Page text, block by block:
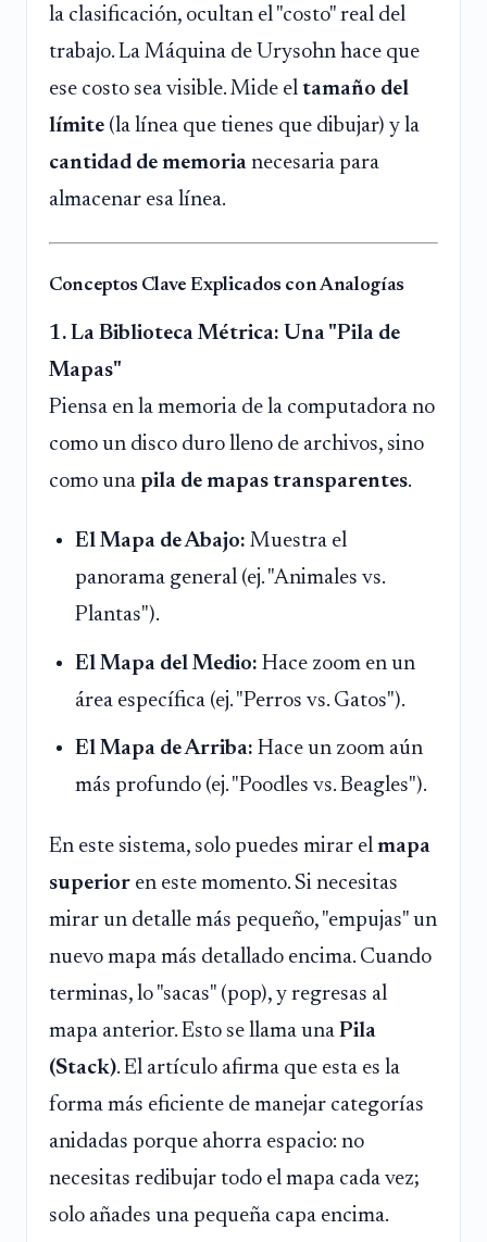
la clasificación, ocultan el "costo" real del
trabajo. La Máquina de Urysohn hace que
ese costo sea visible. Mide el tamaño del
límite (la línea que tienes que dibujar) y la
cantidad de memoria necesaria para
almacenar esa línea.
Conceptos Clave Explicados con Analogías
1. La Biblioteca Métrica: Una "Pila de
Mapas"
Piensa en la memoria de la computadora no
como un disco duro lleno de archivos, sino
como una pila de mapas transparentes.
El Mapa de Abajo: Muestra el
panorama general (ej. "Animales vs.
Plantas").
El Mapa del Medio: Hace zoom en un
área específica (ej. "Perros vs. Gatos").
El Mapa de Arriba: Hace un zoom aún
más profundo (ej. "Poodles vs. Beagles").
En este sistema, solo puedes mirar el mapa
superior en este momento. Si necesitas
mirar un detalle más pequeño, "empujas" un
nuevo mapa más detallado encima. Cuando
terminas, lo "sacas" (pop), y regresas al
mapa anterior. Esto se llama una Pila
(Stack). El artículo afirma que esta es la
forma más eficiente de manejar categorías
anidadas porque ahorra espacio: no
necesitas redibujar todo el mapa cada vez;
solo añades una pequeña capa encima.